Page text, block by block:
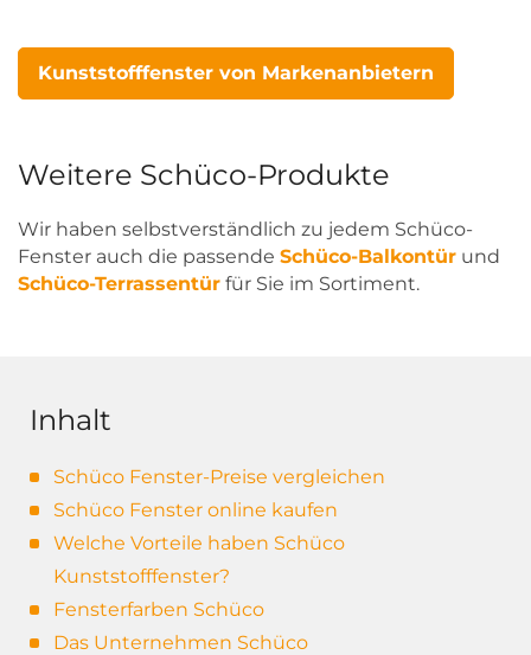
Kunststofffenster von Markenanbietern
Weitere Schüco-Produkte
Wir haben selbstverständlich zu jedem Schüco-
Fenster auch die passende Schüco-Balkontür und
Schüco-Terrassentür für Sie im Sortiment.
Inhalt
Schüco Fenster-Preise vergleichen
Schüco Fenster online kaufen
Welche Vorteile haben Schüco
Kunststofffenster?
Fensterfarben Schüco
Das Unternehmen Schüco